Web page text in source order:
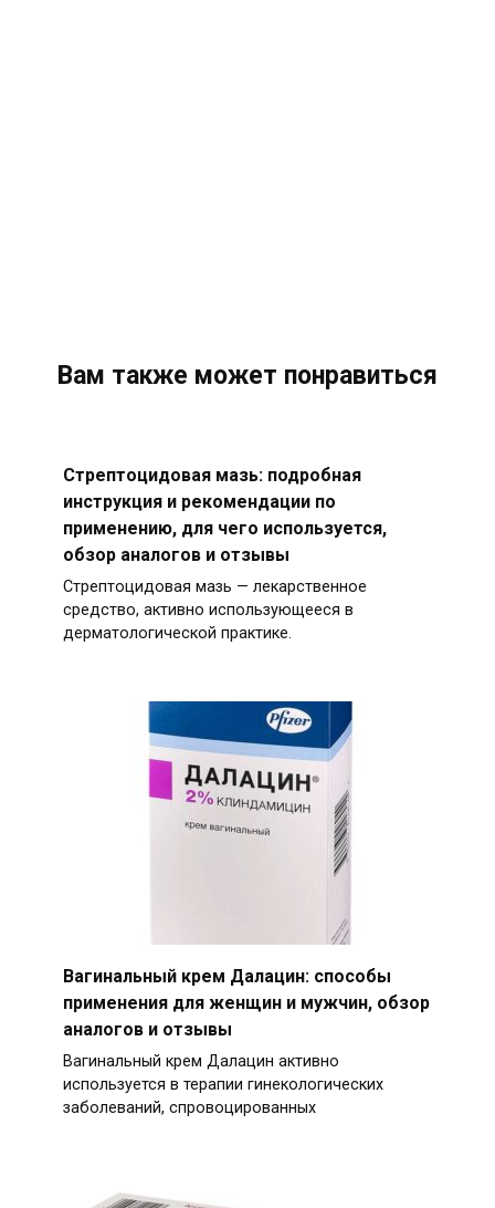
Вам также может понравиться
Стрептоцидовая мазь: подробная
инструкция и рекомендации по
применению, для чего используется,
обзор аналогов и отзывы
Стрептоцидовая мазь — лекарственное
средство, активно использующееся в
дерматологической практике.
Вагинальный крем Далацин: способы
применения для женщин и мужчин, обзор
аналогов и отзывы
Вагинальный крем Далацин активно
используется в терапии гинекологических
заболеваний, спровоцированных